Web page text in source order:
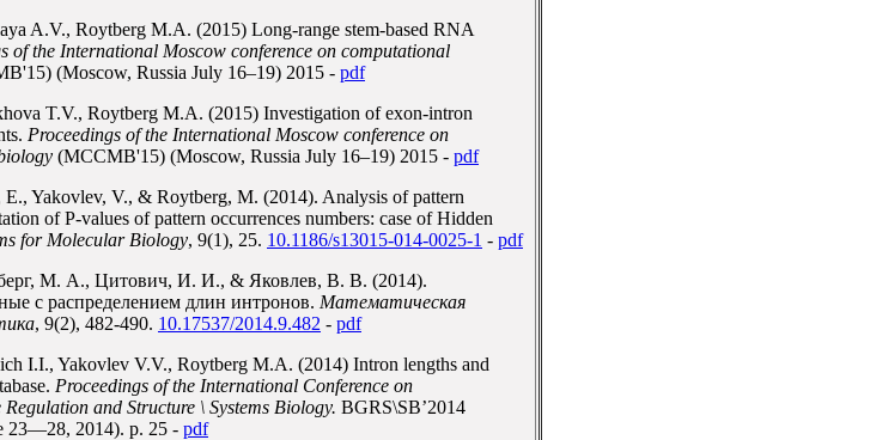
A.V., Roytberg M.A. (2015) Long-range stem-based RNA
of the International Moscow conference on computational
(Moscow, Russia July 16–19) 2015 - pdf
T.V., Roytberg M.A. (2015) Investigation of exon-intron
Proceedings of the International Moscow conference on
(MCCMB'15) (Moscow, Russia July 16–19) 2015 - pdf
Yakovlev, V., & Roytberg, M. (2014). Analysis of pattern
of P-values of pattern occurrences numbers: case of Hidden
for Molecular Biology, 9(1), 25. 10.1186/s13015-014-0025-1 - pdf
М. А., Цитович, И. И., & Яковлев, В. В. (2014).
с распределением длин интронов. Математическая
, 9(2), 482-490. 10.17537/2014.9.482 - pdf
I.I., Yakovlev V.V., Roytberg M.A. (2014) Intron lengths and
Proceedings of the International Conference on
and Structure \ Systems Biology. BGRS\SB’2014
23—28, 2014). p. 25 - pdf